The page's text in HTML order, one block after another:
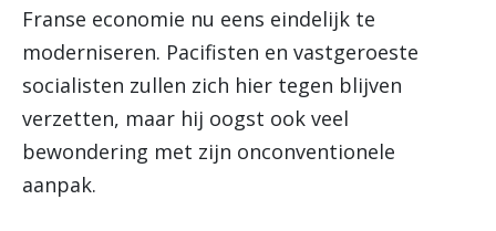
Franse economie nu eens eindelijk te
moderniseren. Pacifisten en vastgeroeste
socialisten zullen zich hier tegen blijven
verzetten, maar hij oogst ook veel
bewondering met zijn onconventionele
aanpak.